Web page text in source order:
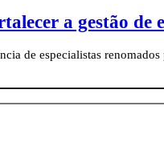
a gestão de
de especialistas